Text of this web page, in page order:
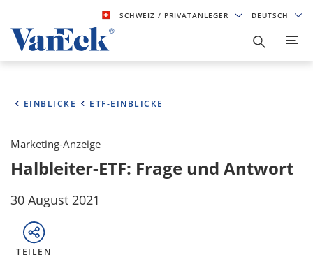
SCHWEIZ/ PRIVATANLEGER DEUTSCH
EINBLICKE ETF-EINBLICKE
Marketing-Anzeige
Halbleiter-ETF: Frage und Antwort
30 August 2021
TEILEN